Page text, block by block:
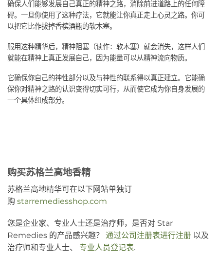
确保人们能够发展自己真正的精神之路，消除前进道路上的任何障
碍。一旦你使用了这种疗法，它就能让你真正走上心灵之路。你可
以把它比作拔掉香槟酒瓶的软木塞。
服用这种精华后，精神阻塞（读作：软木塞）就会消失，这样人们
就能在精神上真正发展自己，因为能量可以从精神流向物质。
它确保你自己的神性部分以及与神性的联系得以真正建立。它能确
保你对精神之路的认识变得切实可行，从而使它成为你自身发展的
一个具体组成部分。
购买苏格兰高地香精
苏格兰高地精华可在以下网站单独订
购 starremediesshop.com
您是企业家、专业人士还是治疗师，是否对 Star
Remedies 的产品感兴趣？ 通过公司注册表进行注册 以及
治疗师和专业人士、 专业人员登记表.